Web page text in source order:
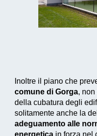
Inoltre il piano che
comune di Gorga,
della cubatura degli
solitamente anche la
adeguamento alle
energetica in forza nel